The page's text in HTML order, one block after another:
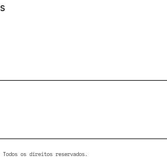
Todos os direitos reservados.